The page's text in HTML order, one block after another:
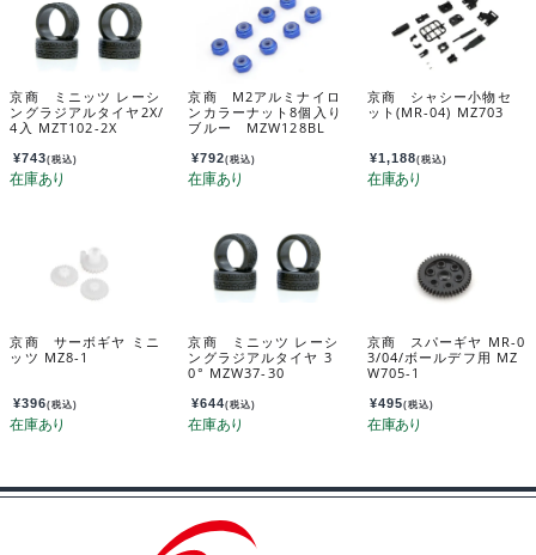
京商 ミニッツ レーシ
ングラジアルタイヤ2X/
4入 MZT102-2X
¥743(税込)
京商 M2アルミナイロ
ンカラーナット8個入り
ブルー MZW128BL
¥792(税込)
京商 シャシー小物セ
ット(MR-04) MZ703
¥1,188(税込)
京商 サーボギヤ ミニ
ッツ MZ8-1
¥396(税込)
京商 ミニッツ レーシ
ングラジアルタイヤ 3
0° MZW37-30
¥644(税込)
京商 スパーギヤ MR-0
3/04/ボールデフ用 MZ
W705-1
¥495(税込)